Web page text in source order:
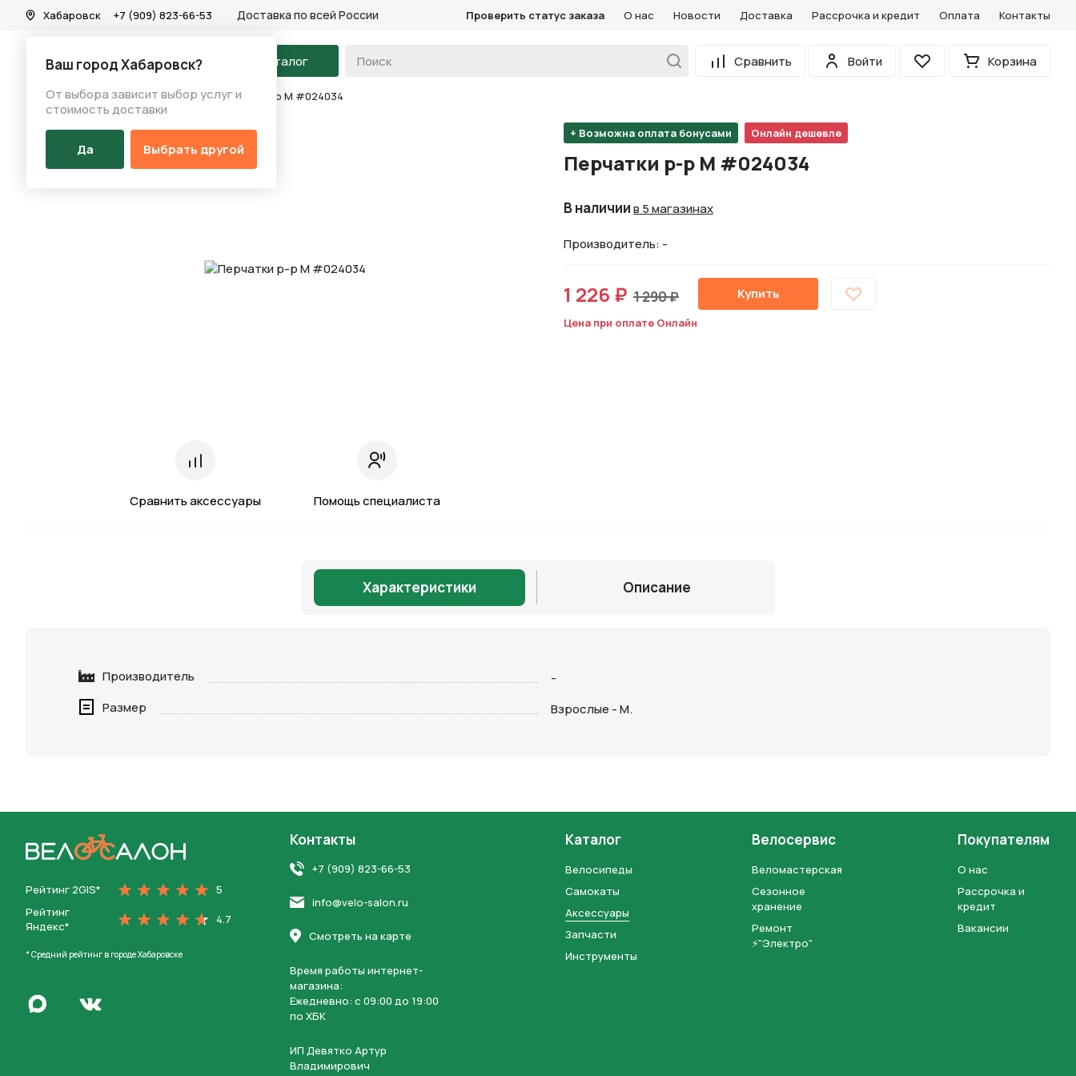
Хабаровск
Ваш город Хабаровск?
От выбора зависит выбор услуг и
стоимость доставки
Да Выбрать другой
+7 (909) 823-66-53 Доставка по всей России Проверить статус заказа О нас Новости Доставка Рассрочка и кредит Оплата Контакты
На главную Каталог Сравнить
Войти
Избранное Корзина
Каталог/Аксессуары/Перчатки/Перчатки р-р M #024034
Сравнить аксессуары Помощь специалиста
+ Возможна оплата бонусами Онлайн дешевле
Перчатки р-р M #024034
В наличиив 5 магазинах
Производитель: -
1 226 ₽ 1 290 ₽ Купить
Цена при оплате Онлайн
Характеристики Описание
Производитель
-
Размер
Взрослые - M.
Рейтинг 2GIS*
5
Рейтинг
Яндекс*
4.7
* Средний рейтинг в городе Хабаровске
Написать в MaxПерейти во Вконтакте
Контакты
+7 (909) 823-66-53
info@velo-salon.ru
Смотреть на карте
Время работы интернет-
магазина:
Ежедневно: c 09:00 до 19:00
по ХБК
ИП Девятко Артур
Владимирович
Каталог
Велосипеды
Самокаты
Аксессуары
Запчасти
Инструменты
Велосервис
Веломастерская
Сезонное
хранение
Ремонт
⚡"Электро"
Покупателям
О нас
Рассрочка и
кредит
Вакансии
Отправить
Нажимая на кнопку “Отправить заявку”, вы даетесогласие на обработку